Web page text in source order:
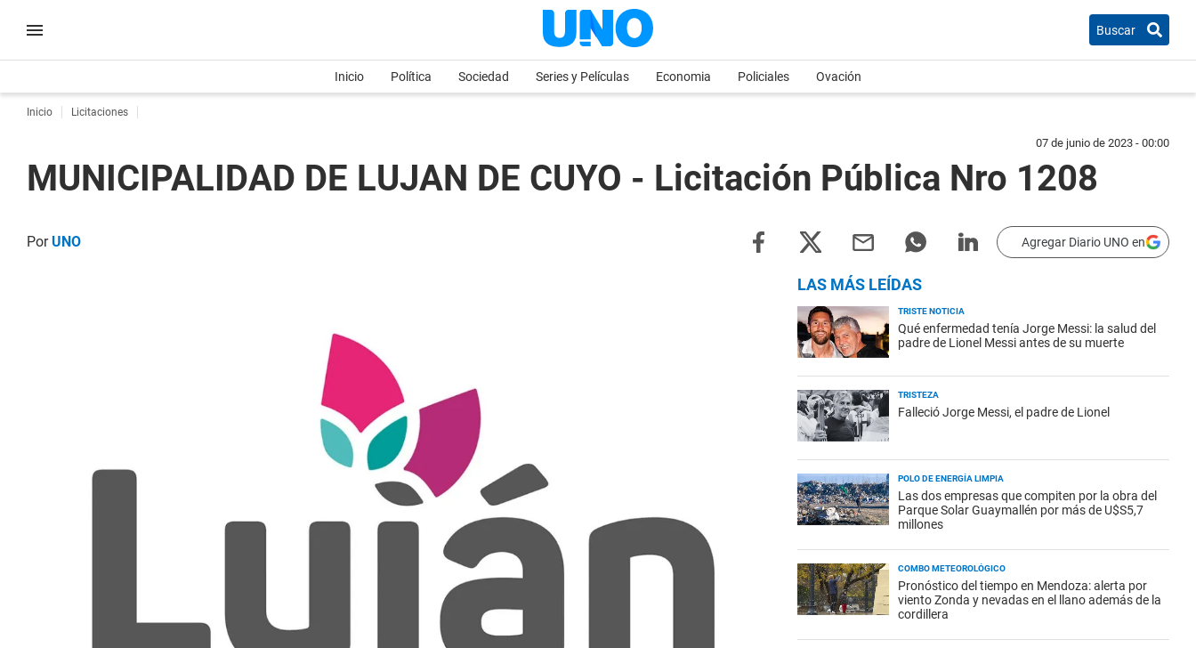
Buscar
Inicio Política Sociedad Series y Películas Economia Policiales Ovación
Inicio Licitaciones
07 de junio de 2023 - 00:00
MUNICIPALIDAD DE LUJAN DE CUYO - Licitación Pública Nro 1208
PorUNO Agregar Diario UNO en
LAS MÁS LEÍDAS
TRISTE NOTICIA
Qué enfermedad tenía Jorge Messi: la salud del
padre de Lionel Messi antes de su muerte
TRISTEZA
Falleció Jorge Messi, el padre de Lionel
POLO DE ENERGÍA LIMPIA
Las dos empresas que compiten por la obra del
Parque Solar Guaymallén por más de U$S5,7
millones
COMBO METEOROLÓGICO
Pronóstico del tiempo en Mendoza: alerta por
viento Zonda y nevadas en el llano además de la
cordillera